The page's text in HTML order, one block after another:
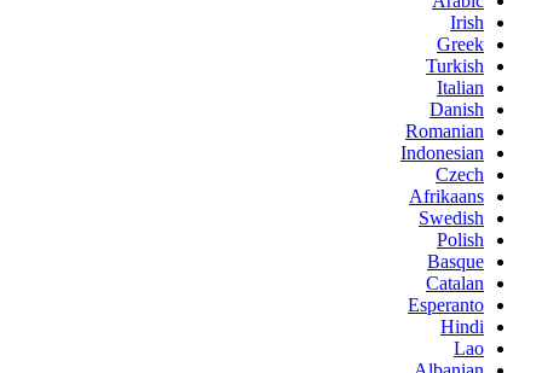
Irish
Greek
Turkish
Italian
Danish
Romanian
Indonesian
Czech
Afrikaans
Swedish
Polish
Basque
Catalan
Esperanto
Hindi
Lao